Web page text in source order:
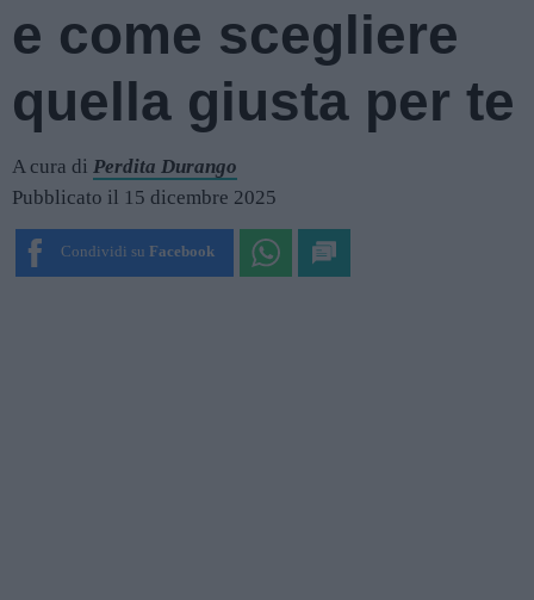
e come scegliere
quella giusta per te
A cura di Perdita Durango
Pubblicato il 15 dicembre 2025
Condividi su Facebook